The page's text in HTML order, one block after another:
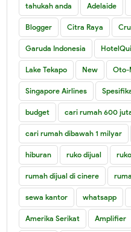
tahukah anda Adelaide
Blogger Citra Raya
Garuda Indonesia
Lake Tekapo New Oto-
Singapore Airlines
budget cari rumah 600
cari rumah dibawah 1 milyar
hiburan ruko dijual
rumah dijual di cinere
sewa kantor whatsapp
Amerika Serikat Amplifier